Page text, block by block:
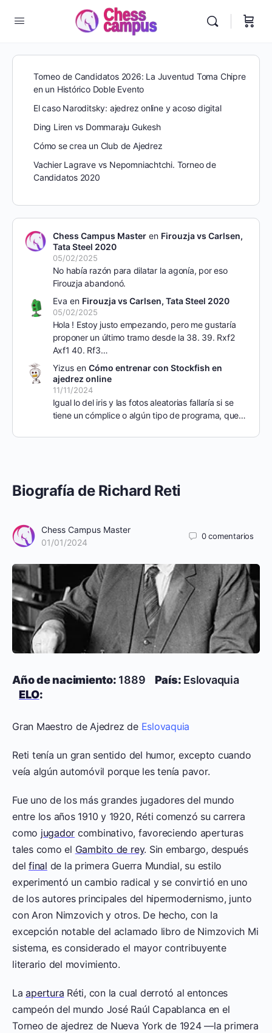
Biografía de Richard Reti
Chess Campus Master
01/01/2024
0comentarios
Año de nacimiento: 1889 País: Eslovaquia
ELO:
Gran Maestro de Ajedrez de Eslovaquia
Reti tenía un gran sentido del humor, excepto cuando
veía algún automóvil porque les tenía pavor.
Fue uno de los más grandes jugadores del mundo
entre los años 1910 y 1920, Réti comenzó su carrera
como jugador combinativo, favoreciendo aperturas
tales como el Gambito de rey. Sin embargo, después
delfinal de la primera Guerra Mundial, su estilo
experimentó un cambio radical y se convirtió en uno
de los autores principales del hipermodernismo, junto
con Aron Nimzovich y otros. De hecho, con la
excepción notable del aclamado libro de Nimzovich Mi
sistema, es considerado el mayor contribuyente
literario del movimiento.
Laapertura Réti, con la cual derrotó al entonces
campeón del mundo José Raúl Capablanca en el
Torneo de ajedrez de Nueva York de 1924 —la primera
Torneo de Candidatos 2026: La Juventud Toma Chipre
en un Histórico Doble Evento
El caso Naroditsky: ajedrez online y acoso digital
Ding Liren vs Dommaraju Gukesh
Cómo se crea un Club de Ajedrez
Vachier Lagrave vs Nepomniachtchi. Torneo de
Candidatos 2020
Chess Campus Masteren Firouzja vs Carlsen,
Tata Steel 2020
05/02/2025
No había razón para dilatar la agonía, por eso
Firouzja abandonó.
Eva en Firouzja vs Carlsen, Tata Steel 2020
05/02/2025
Hola ! Estoy justo empezando, pero me gustaría
proponer un último tramo desde la 38. 39. Rxf2
Axf1 40. Rf3…
Yizusen Cómo entrenar con Stockfish en
ajedrez online
11/11/2024
Igual lo del iris y las fotos aleatorias fallaría si se
tiene un cómplice o algún tipo de programa, que…